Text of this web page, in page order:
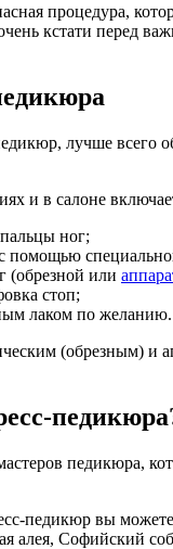
процедура,
кстати перед
лучше всего
и в салоне
ног;
помощью
(обрезной или
стоп;
лаком по желанию.
(обрезным) и
педикюра,
педикюр вы
алея, Софийский